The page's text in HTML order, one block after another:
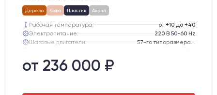
Дерево Кожа Пластик Акрил
Рабочая температура:
от +10 до +40
Электропитание:
220 В 50-60 Hz
Шаговые двигатели:
Направляющие оси Y:
Направляющие оси Х:
от 236 000 ₽